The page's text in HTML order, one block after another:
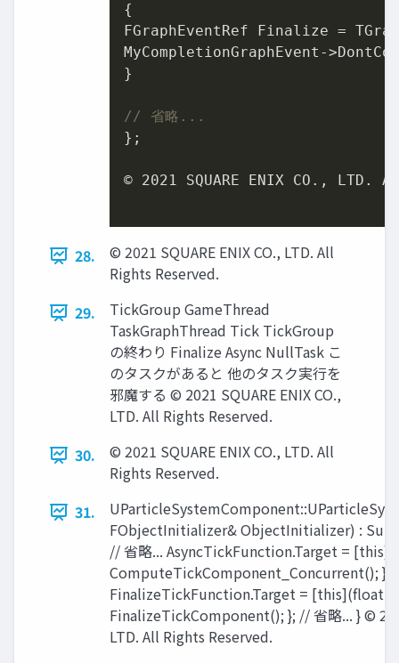
{
FGraphEventRef Finalize =
MyCompletionGraphEvent-
}
// 省略...
};
© 2021 SQUARE ENIX CO.,
28.
© 2021 SQUARE ENIX CO., LTD. All
Rights Reserved.
29.
TickGroup GameThread
TaskGraphThread Tick TickGroup
の終わり Finalize Async NullTask こ
のタスクがあると 他のタスク実行を
邪魔する © 2021 SQUARE ENIX CO.,
LTD. All Rights Reserved.
30.
© 2021 SQUARE ENIX CO., LTD. All
Rights Reserved.
31.
FObjectInitializer& ObjectInitializer) :
// 省略... AsyncTickFunction.Target =
ComputeTickComponent_Concurrent(); };
FinalizeTickFunction.Target = [this](float
FinalizeTickComponent(); }; // 省略... } ©
LTD. All Rights Reserved.